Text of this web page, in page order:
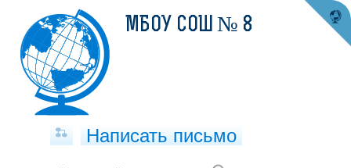
МБОУ СОШ № 8
Написать письмо